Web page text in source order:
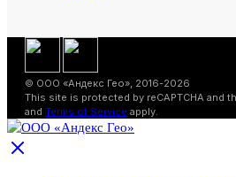
© ООО «Андекс Гео», 2016-2026
This site is protected by reCAPTCHA and
and Terms of Service apply.